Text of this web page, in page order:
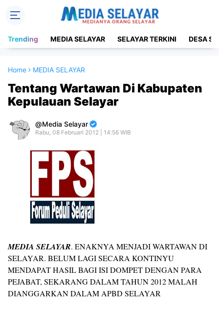
Trending MEDIA SELAYAR SELAYAR TERKINI DESA
Home MEDIA SELAYAR
Tentang Wartawan Di Kabupaten
Kepulauan Selayar
Media Selayar
Rabu, 08 Februari 2012 | 14:56 WIB
MEDIA SELAYAR. ENAKNYA MENJADI WARTAWAN DI
SELAYAR. BELUM LAGI SECARA KONTINYU
MENDAPAT HASIL BAGI ISI DOMPET DENGAN PARA
PEJABAT, SEKARANG DALAM TAHUN 2012 MALAH
DIANGGARKAN DALAM APBD SELAYAR